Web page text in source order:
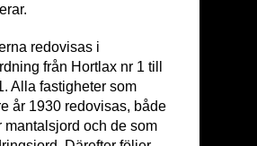
redovisas i
från Hortlax nr 1 till
Alla fastigheter som
år 1930 redovisas, både
mantalsjord och de som